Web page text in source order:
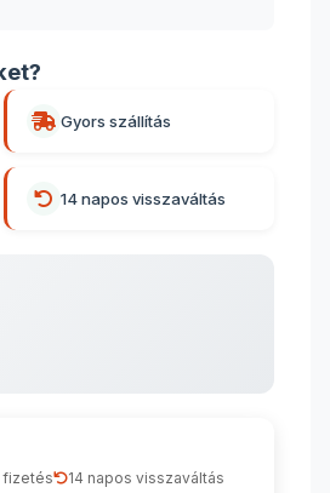
Gyors szállítás
14 napos visszaváltás
fizetés 14 napos visszaváltás